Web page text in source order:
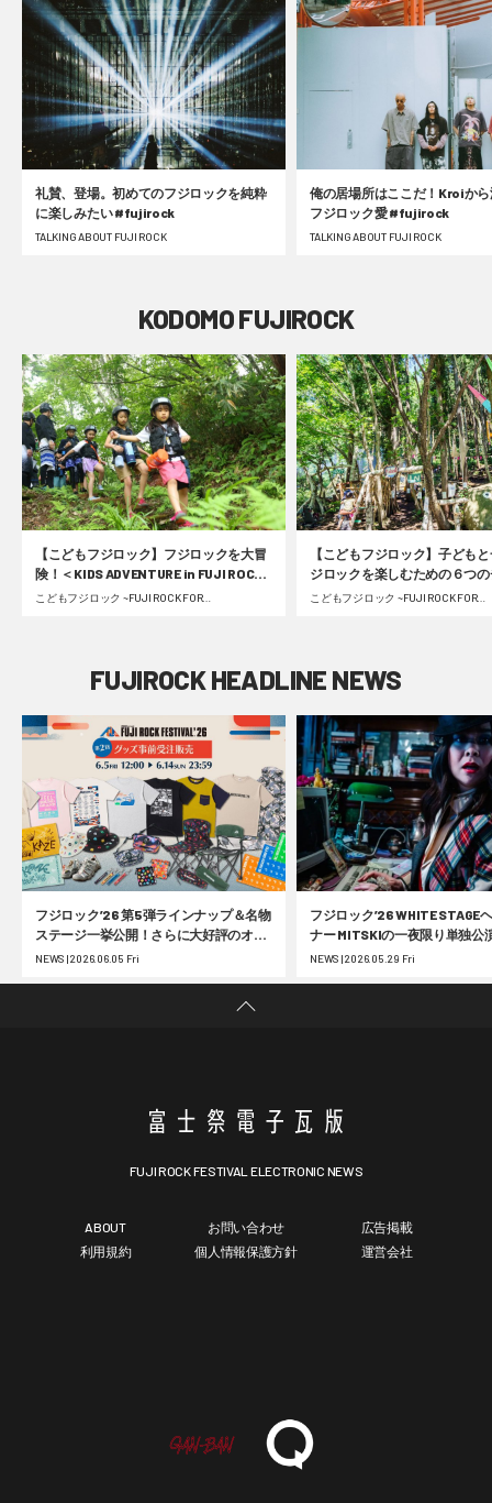
礼賛、登場。初めてのフジロックを純粋
に楽しみたい #fujirock
TALKING ABOUT FUJI ROCK
俺の居場所はここだ！Kroiか
フジロック愛 #fujirock
TALKING ABOUT FUJI ROCK
KODOMO FUJIROCK
【こどもフジロック】フジロックを大冒
険！＜KIDS ADVENTURE in FUJI ROCK
FESTIVAL＞フォレスト＆リバーコース
こどもフジロック ~FUJI ROCK FOR
【こどもフジロック】子ども
ジロックを楽しむための６つ
ポイント
こどもフジロック ~FUJI ROCK FOR
FUJIROCK HEADLINE NEWS
フジロック’26 第5弾ラインナップ＆名物
ステージ一挙公開！さらに大好評のオフ
ィシャルグッズ事前受注の第2弾受付が
NEWS | 2026.06.05 Fri
フジロック’26 WHITE STAGE
ナー MITSKIの一夜限り単独公
25周年 フジロック展の大阪巡
NEWS | 2026.05.29 Fri
FUJI ROCK FESTIVAL ELECTRONIC NEWS
ABOUT お問い合わせ
広告掲載
利用規約
個人情報保護方針 運営会社